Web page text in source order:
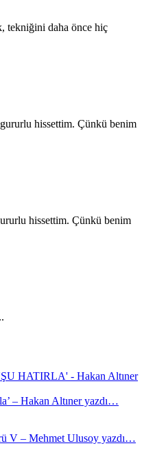
tekniğini daha önce hiç
gururlu hissettim. Çünkü benim
hissettim. Çünkü benim
– Hakan Altıner yazdı…
V – Mehmet Ulusoy yazdı…